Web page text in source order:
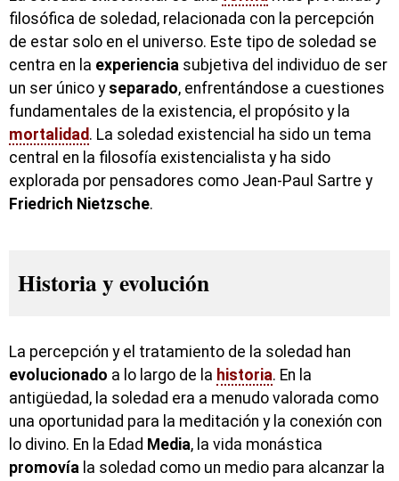
filosófica de soledad, relacionada con la percepción
de estar solo en el universo. Este tipo de soledad se
centra en la experiencia subjetiva del individuo de ser
un ser único y separado, enfrentándose a cuestiones
fundamentales de la existencia, el propósito y la
mortalidad. La soledad existencial ha sido un tema
central en la filosofía existencialista y ha sido
explorada por pensadores como Jean-Paul Sartre y
Friedrich Nietzsche.
Historia y evolución
La percepción y el tratamiento de la soledad han
evolucionado a lo largo de la historia. En la
antigüedad, la soledad era a menudo valorada como
una oportunidad para la meditación y la conexión con
lo divino. En la Edad Media, la vida monástica
promovía la soledad como un medio para alcanzar la